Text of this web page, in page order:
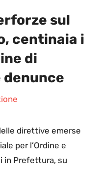
sul
centinaia i
di
direttive emerse
per l’Ordine e
in Prefettura, su